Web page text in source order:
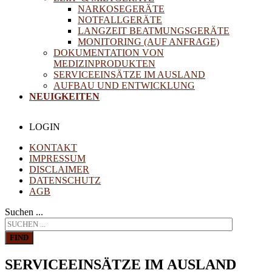
NARKOSEGERÄTE
NOTFALLGERÄTE
LANGZEIT BEATMUNGSGERÄTE
MONITORING (AUF ANFRAGE)
DOKUMENTATION VON
MEDIZINPRODUKTEN
SERVICEEINSÄTZE IM AUSLAND
AUFBAU UND ENTWICKLUNG
NEUIGKEITEN
LOGIN
KONTAKT
IMPRESSUM
DISCLAIMER
DATENSCHUTZ
AGB
Suchen ...
FIND
SERVICEEINSÄTZE IM AUSLAND